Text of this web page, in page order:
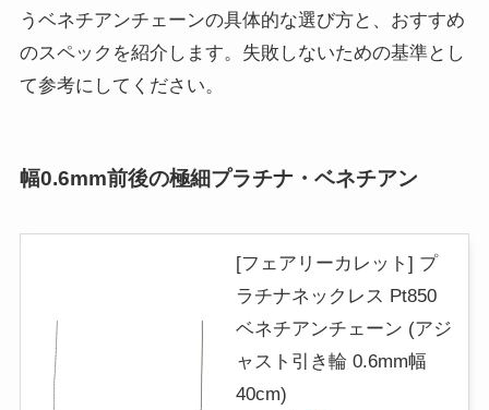
うベネチアンチェーンの具体的な選び方と、おすすめ
のスペックを紹介します。失敗しないための基準とし
て参考にしてください。
幅0.6mm前後の極細プラチナ・ベネチアン
[フェアリーカレット] プ
ラチナネックレス Pt850
ベネチアンチェーン (アジ
ャスト引き輪 0.6mm幅
40cm)